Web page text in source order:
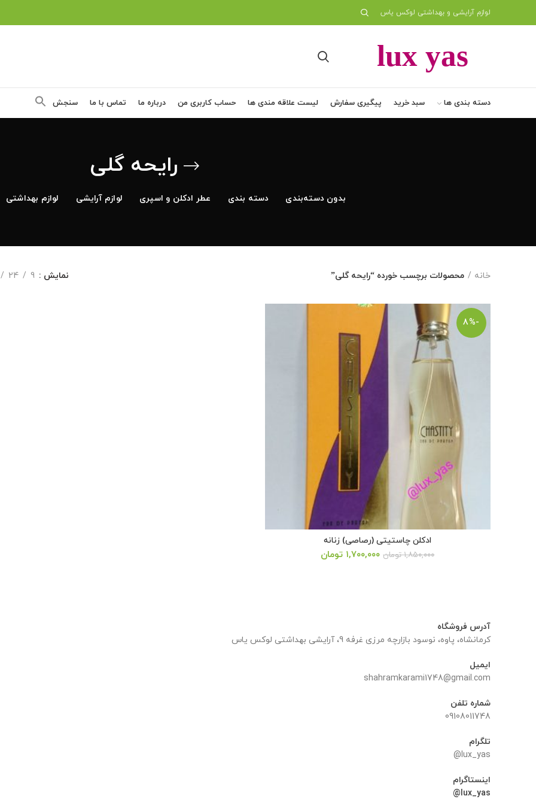
لوازم آرایشی و بهداشتی لوکس یاس
دسته بندی ها سبد خرید پیگیری سفارش لیست علاقه مندی ها حساب کاربری من درباره ما تماس با ما سنجش
رایحه گلی
بدون دسته‌بندی دسته بندی عطر ادکلن و اسپری لوازم آرایشی لوازم بهداشتی
خانه محصولات برچسب خورده “رایحه گلی” نمایش 9
24
-8%
ادکلن چاستیتی (رصاصی) زنانه
۱,۸۵۰,۰۰۰ تومان قیمت
۱,۷۰۰,۰۰۰ تومانقیمت
آدرس فروشگاه
کرمانشاه، پاوه، نوسود بازارچه مرزی غرفه 9، آرایشی بهداشتی لوکس یاس
ایمیل
shahramkarami1748@gmail.com
شماره تلفن
09108011748
تلگرام
lux_yas@
اینستاگرام
lux_yas@